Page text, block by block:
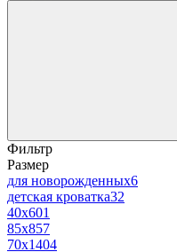
Фильтр
Размер
для новорожденных6
детская кроватка32
40х601
85х857
70х1404